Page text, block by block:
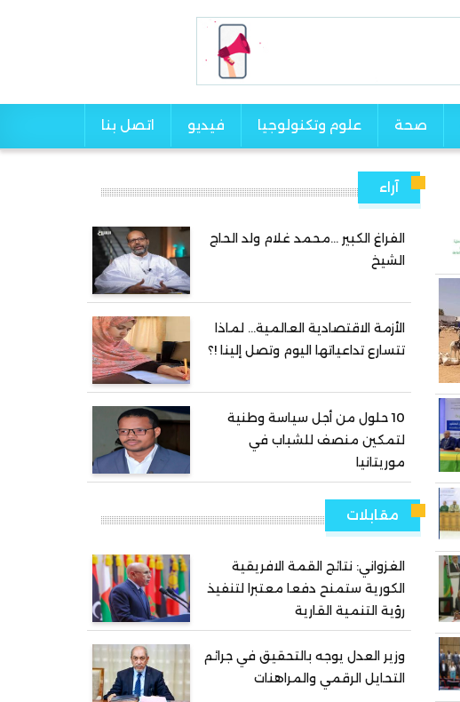
صحة علوم وتكنولوجيا فيديو اتصل بنا
آراء
الفراغ الكبير …محمد غلام ولد الحاج
الشيخ
الأزمة الاقتصادية العالمية… لماذا
تتسارع تداعياتها اليوم وتصل إلينا !؟
10 حلول من أجل سياسة وطنية
لتمكين منصف للشباب في
موريتانيا
مقابلات
الغزواني: نتائج القمة الافريقية
الكورية ستمنح دفعا معتبرا لتنفيذ
رؤية التنمية القارية
وزير العدل يوجه بالتحقيق في جرائم
التحايل الرقمي والمراهنات